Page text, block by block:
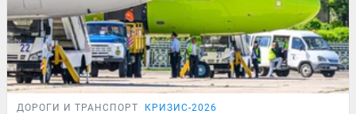
ДОРОГИ И ТРАНСПОРТ КРИЗИС-2026